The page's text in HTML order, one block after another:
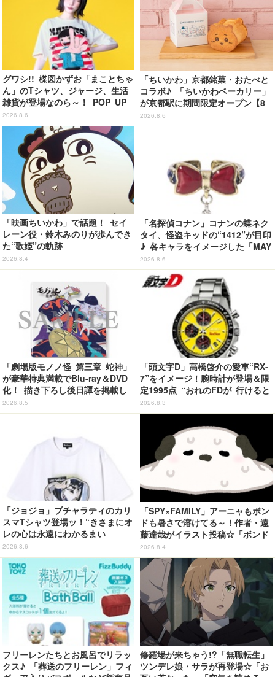
グワシ!! 楳図かずお「まことちゃ
ん」のTシャツ、ジャージ、生活
雑貨が登場なのら～！ POP UP
STORE in 墓場の画廊開催【8月
20日～】
2026.8.6
「ちいかわ」京都銘菓・おたべと
コラボ♪ 「ちいかわベーカリー」
が京都駅に期間限定オープン【8
月13日～】
2026.8.6
「映画ちいかわ」で話題！ セイ
レーン役・鈴木みのりが歩んでき
た“歌姫”の軌跡
2026.8.4
「名探偵コナン」コナンの蝶ネク
タイ、怪盗キッドの“1412”が目印
♪ 各キャラをイメージした「MAY
LA」リングセットがセール中
2026.8.6
「劇場版モノノ怪 第三章 蛇神」
が豪華特典満載でBlu-ray＆DVD
化！ 描き下ろし後日譚を掲載し
たブックレットなど
2026.8.5
「頭文字D」高橋啓介の愛車“RX-
7”をイメージ！腕時計が登場＆限
定1995点 “おれのFDが 行けると
教えてくれてる…!!”
2026.8.3
「ジョジョ」ブチャラティのカリ
スマTシャツ登場ッ！“きさまにオ
レの心は永遠にわかるまい
ッ！”や感動のクライマックスを
デザイン
2026.8.6
「SPY×FAMILY」アーニャもボン
ドも暑さで溶けてる～！作者・遠
藤達哉がイラスト投稿☆「ボンド
の原型がw無くなってる」と話題
2026.8.4
フリーレンたちとお風呂でリラッ
クス♪ 「葬送のフリーレン」フィ
修羅場が来ちゃう!?「無職転生」
ツンデレ娘・サラが再登場☆「お